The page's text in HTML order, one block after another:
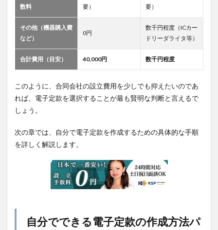
数料
要）
要）
その他（機器購入費
など）
0円
数千円程度（ICカー
ドリーダライタ等）
合計費用（目安） 40,000円 数千円程度
このように、合同会社の設立費用を少しでも抑えたいのであ
れば、電子定款を選択することが最も賢明な判断と言えるで
しょう。
次の章では、自分で電子定款を作成するための具体的な手順
を詳しく解説します。
自分でできる電子定款の作成方法パ